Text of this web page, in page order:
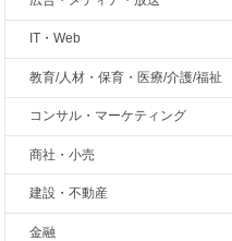
IT・Web
教育/人材・保育・医療/介護/福祉
コンサル・マーケティング
商社・小売
建設・不動産
金融